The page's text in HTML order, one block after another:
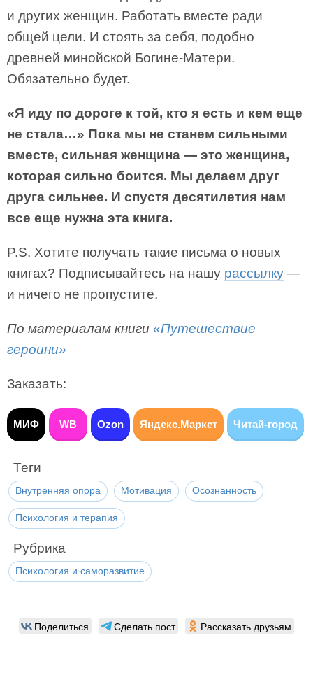
и других женщин. Работать вместе ради
общей цели. И стоять за себя, подобно
древней минойской Богине-Матери.
Обязательно будет.
«Я иду по дороге к той, кто я есть и кем еще
не стала…» Пока мы не станем сильными
вместе, сильная женщина — это женщина,
которая сильно боится. Мы делаем друг
друга сильнее. И спустя десятилетия нам
все еще нужна эта книга.
P.S. Хотите получать такие письма о новых
книгах? Подписывайтесь на нашу рассылку —
и ничего не пропустите.
По материалам книги «Путешествие
героини»
Заказать:
МИФ WB Ozon Яндекс.Маркет Читай-город
Теги
Внутренняя опора Мотивация Осознанность
Психология и терапия
Рубрика
Психология и саморазвитие
Поделиться Сделать пост Рассказать друзьям